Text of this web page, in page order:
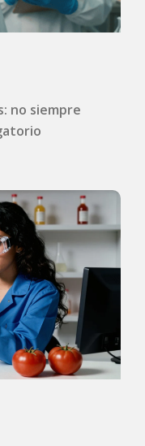
no siempre